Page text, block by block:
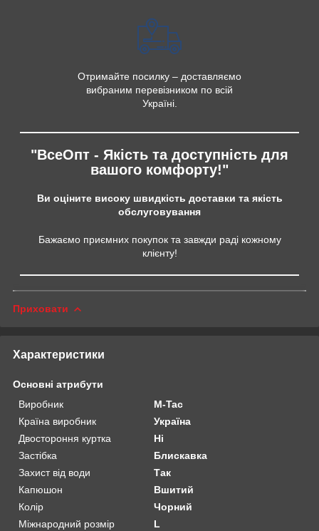
Отримайте посилку – доставляємо
вибраним перевізником по всій
Україні.
"ВсеОпт - Якість та доступність для
вашого комфорту!"
Ви оціните високу швидкість доставки та якість
обслуговування
Бажаємо приємних покупок та завжди раді кожному
клієнту!
Приховати
Характеристики
Основні атрибути
Виробник
M-Tac
Країна виробник
Україна
Двостороння куртка
Ні
Застібка
Блискавка
Захист від води
Так
Капюшон
Вшитий
Колір
Чорний
Міжнародний розмір
L